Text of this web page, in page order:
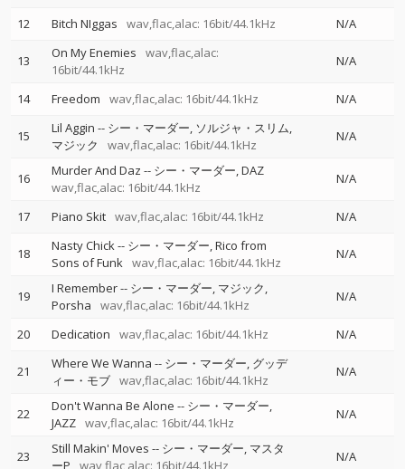
12
Bitch NIggas wav,flac,alac: 16bit/44.1kHz N/A
13 On My Enemies
wav,flac,alac:
16bit/44.1kHz
N/A
14 Freedom wav,flac,alac: 16bit/44.1kHz N/A
15 Lil Aggin -- シー・マーダー ソルジャ・スリム
マジック
wav,flac,alac: 16bit/44.1kHz
N/A
16 Murder And Daz -- シー・マーダー DAZ
wav,flac,alac: 16bit/44.1kHz
N/A
17 Piano Skit wav,flac,alac: 16bit/44.1kHz N/A
18 Nasty Chick-- シー・マーダー Rico from
Sons of Funk wav,flac,alac: 16bit/44.1kHz
N/A
19 I Remember-- シー・マーダー マジック
Porsha
wav,flac,alac: 16bit/44.1kHz
N/A
20 Dedication wav,flac,alac: 16bit/44.1kHz N/A
21 Where We Wanna -- シー・マーダー グッデ
ィー・モブ wav,flac,alac: 16bit/44.1kHz
N/A
22 Don't Wanna Be Alone -- シー・マーダー
JAZZ wav,flac,alac: 16bit/44.1kHz
N/A
23 Still Makin' Moves -- シー・マーダー マスタ
ーP
wav,flac,alac: 16bit/44.1kHz
N/A